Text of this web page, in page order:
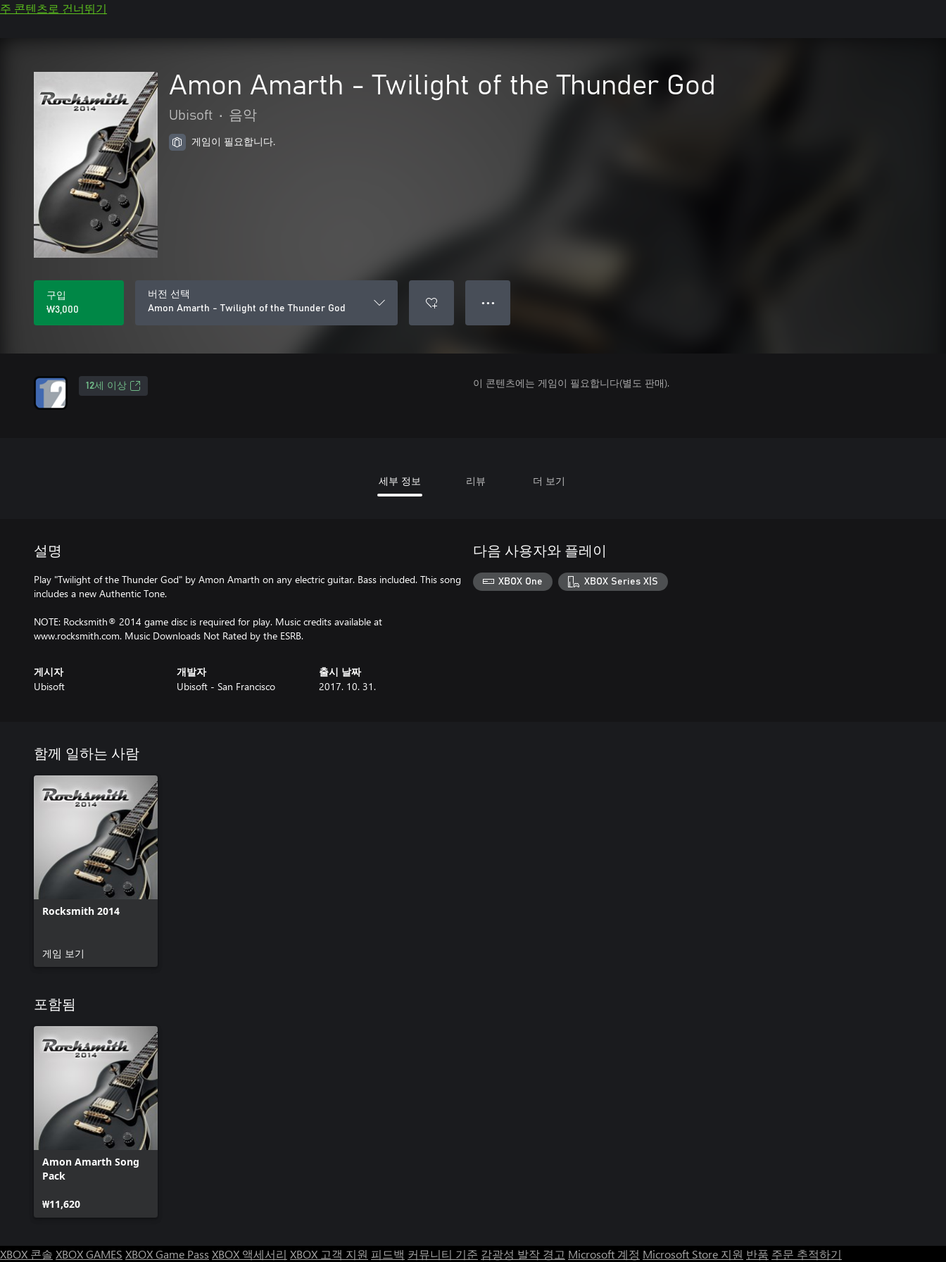
주 콘텐츠로 건너뛰기
Amon Amarth - Twilight of the Thunder God
Ubisoft • 음악
게임이 필요합니다.
구입
₩3,000
버전 선택
Amon Amarth - Twilight of the Thunder God
● ● ●
12세 이상 이 콘텐츠에는 게임이 필요합니다(별도 판매).
세부 정보 리뷰 더 보기
설명
Play "Twilight of the Thunder God" by Amon Amarth on any electric guitar. Bass included. This song
includes a new Authentic Tone.
NOTE: Rocksmith® 2014 game disc is required for play. Music credits available at
www.rocksmith.com. Music Downloads Not Rated by the ESRB.
게시자
Ubisoft
개발자
Ubisoft - San Francisco
출시 날짜
2017. 10. 31.
다음 사용자와 플레이
XBOX One XBOX Series X|S
함께 일하는 사람
Rocksmith 2014
게임 보기
포함됨
Amon Amarth Song
Pack
₩11,620
XBOX 콘솔 XBOX GAMES XBOX Game Pass XBOX 액세서리 XBOX 고객 지원 피드백 커뮤니티 기준 감광성 발작 경고 Microsoft 계정 Microsoft Store 지원 반품 주문 추적하기